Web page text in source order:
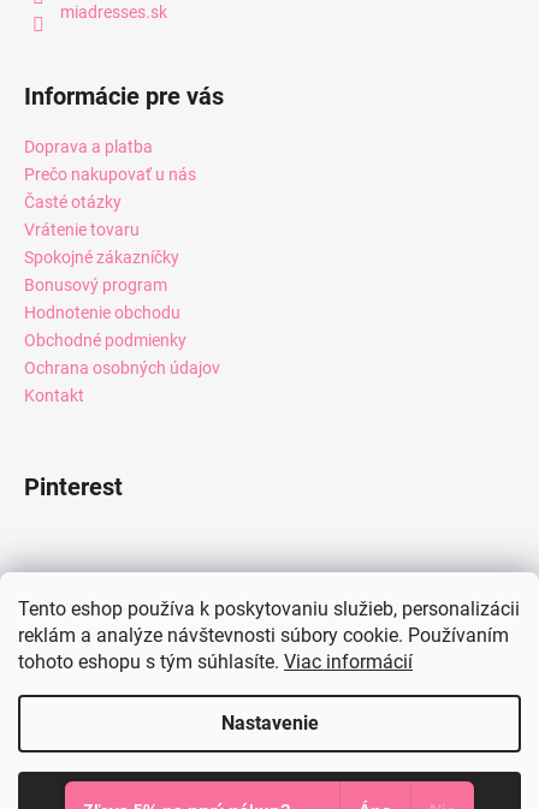
Tento eshop používa k poskytovaniu služieb, personalizácii
reklám a analýze návštevnosti súbory cookie. Používaním
tohoto eshopu s tým súhlasíte. Viac informácií
Nastavenie
Súhlasím
miadresses.sk
Informácie pre vás
Doprava a platba
Prečo nakupovať u nás
Časté otázky
Vrátenie tovaru
Spokojné zákazníčky
Bonusový program
Hodnotenie obchodu
Obchodné podmienky
Ochrana osobných údajov
Kontakt
Pinterest
Instagram
Copyright 2026
Mia Dresses . Všetky práva vyhradené.